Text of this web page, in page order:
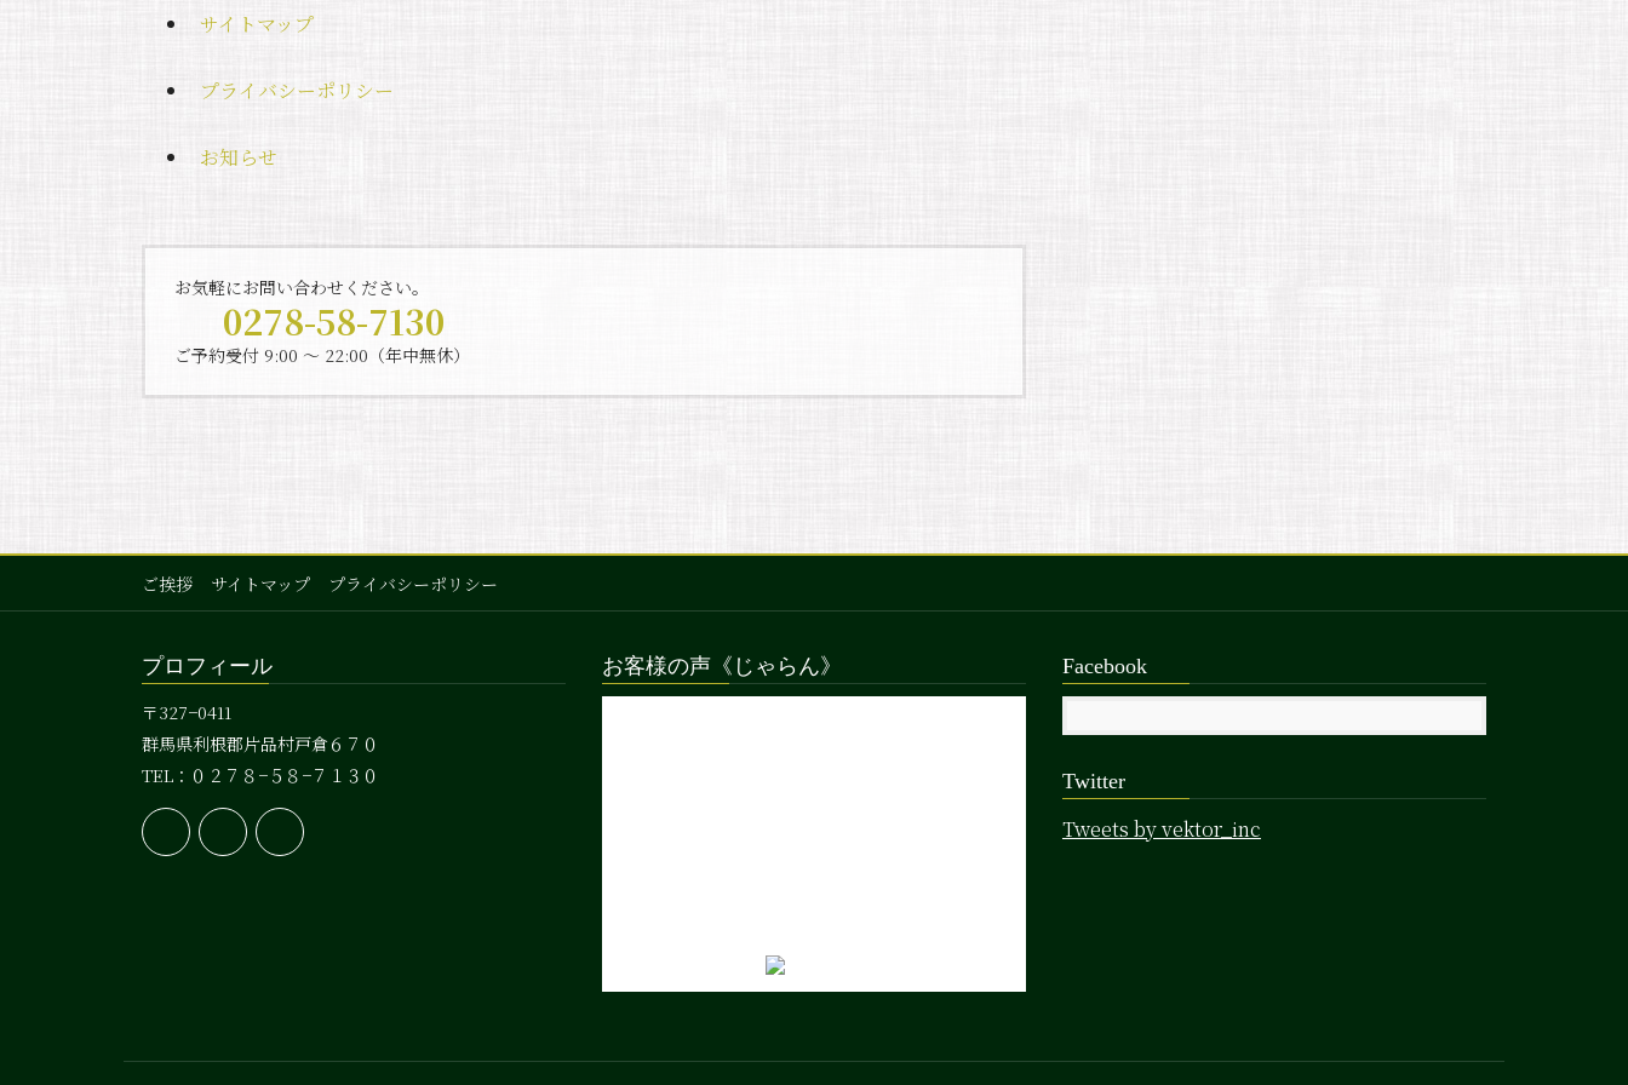
サイトマップ
プライバシーポリシー
お知らせ
お気軽にお問い合わせください。
0278-58-7130
ご予約受付 9:00 〜 22:00（年中無休）
ご挨拶 サイトマップ プライバシーポリシー
プロフィール
〒327−0411
群馬県利根郡片品村戸倉６７０
TEL：０２７８−５８−７１３０
お客様の声《じゃらん》 Facebook
Twitter
Tweets by vektor_inc